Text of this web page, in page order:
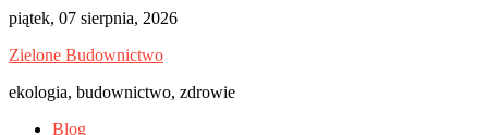
Skip
content
piątek, 07 sierpnia, 2026
Zielone Budownictwo
ekologia, budownictwo, zdrowie
Blog